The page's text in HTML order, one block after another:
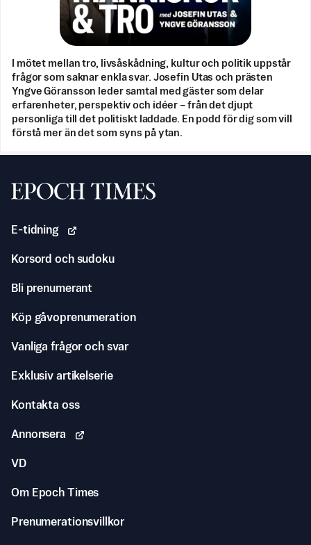
I mötet mellan tro, livsåskådning, kultur och politik uppstår
frågor som saknar enkla svar. Josefin Utas och prästen
Yngve Göransson leder samtal med gäster som delar
erfarenheter, perspektiv och idéer – från det djupt
personliga till det politiskt laddade. En podd för dig som vill
förstå mer än det som syns på ytan.
Svenska Epoch Times
E-tidning
Korsord och sudoku
Bli prenumerant
Köp gåvoprenumeration
Vanliga frågor och svar
Exklusiv artikelserie
Kontakta oss
Annonsera
VD
Om Epoch Times
Prenumerationsvillkor